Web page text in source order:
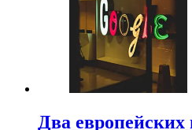
Два европейских